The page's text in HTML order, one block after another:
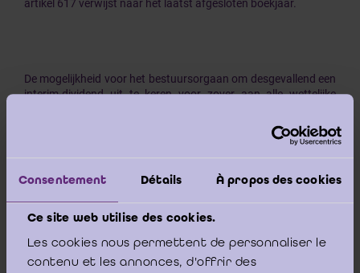
Consentement Détails À propos des cookies
Ce site web utilise des cookies.
Les cookies nous permettent de personnaliser le
contenu et les annonces, d'offrir des
artikel 617 verwijst naar het laatst afgesloten boekjaar.
De mogelijkheid voor het bestuursorgaan om desgevallend een
interim-dividend uit te keren voor zover aan alle wettelijke
Omzendbrief 2013/7 van het IBR van 14 november 2013
“Specifieke vereiste werkzaamheden die in het verslag over de
van het Wetboek van de inkomstenbelastingen 1992 bedoelde
procedure, moeten worden toegelicht”, meer bepaald in
voetnoot 2.